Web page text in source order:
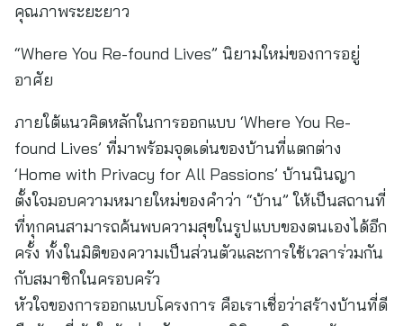
คุณภาพระยะยาว
“Where You Re-found Lives” นิยามใหม่ของการอยู่
อาศัย
ภายใต้แนวคิดหลักในการออกแบบ ‘Where You Re-
found Lives’ ที่มาพร้อมจุดเด่นของบ้านที่แตกต่าง
‘Home with Privacy for All Passions’ บ้านนินญา
ตั้งใจมอบความหมายใหม่ของคำว่า “บ้าน” ให้เป็นสถานที่
ที่ทุกคนสามารถค้นพบความสุขในรูปแบบของตนเองได้อีก
ครั้ง ทั้งในมิติของความเป็นส่วนตัวและการใช้เวลาร่วมกัน
กับสมาชิกในครอบครัว
หัวใจของการออกแบบโครงการ คือเราเชื่อว่าสร้างบ้านที่ดี